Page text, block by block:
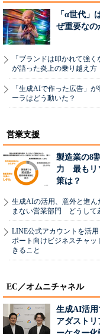
「α世代」
ぜ重要なの
「ブランドは叩かれて強
が語った炎上の乗り越え方
「生成AIで作った広告」
ーラはどう動いた？
営業支援
製造業の8
力 最もリ
策は？
生成AIの活用、意外と進
まない営業部門 どうして
LINE公式アカウントを活
ポート向けビジネスチャッ
きること
EC／オムニチャネル
生成AI活
アダスト